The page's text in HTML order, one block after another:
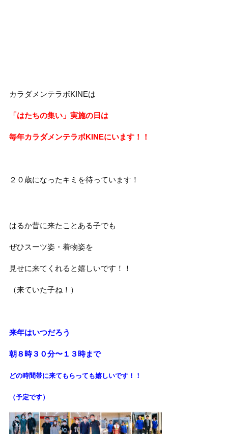
カラダメンテラボKINEは
「はたちの集い」実施の日は
毎年カラダメンテラボKINEにいます！！
２０歳になったキミを待っています！
はるか昔に来たことある子でも
ぜひスーツ姿・着物姿を
見せに来てくれると嬉しいです！！
（来ていた子ね！）
来年はいつだろう
朝８時３０分〜１３時まで
どの時間帯に来てもらっても嬉しいです！！
（予定です）